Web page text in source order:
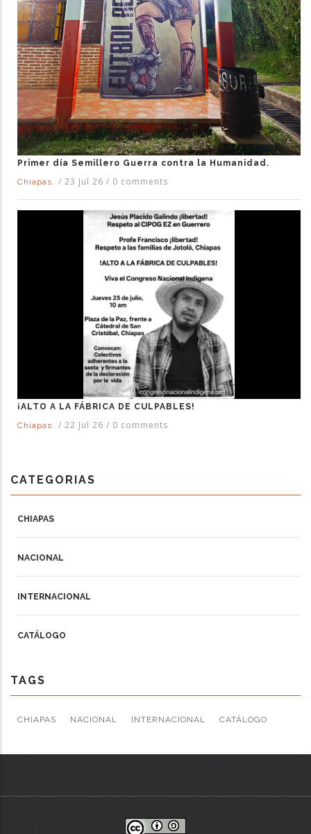
Primer día Semillero Guerra contra la Humanidad.
Chiapas
/ 23 Jul 26 / 0 comments
¡ALTO A LA FÁBRICA DE CULPABLES!
Chiapas
/ 22 Jul 26 / 0 comments
CATEGORIAS
CHIAPAS
NACIONAL
INTERNACIONAL
CATÁLOGO
TAGS
CHIAPAS NACIONAL INTERNACIONAL CATÁLOGO